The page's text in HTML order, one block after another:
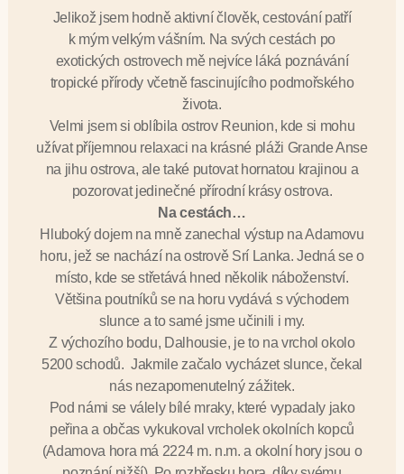
Jelikož jsem hodně aktivní člověk, cestování patří
k mým velkým vášním. Na svých cestách po
exotických ostrovech mě nejvíce láká poznávání
tropické přírody včetně fascinujícího podmořského
života.
Velmi jsem si oblíbila ostrov Reunion, kde si mohu
užívat příjemnou relaxaci na krásné pláži Grande Anse
na jihu ostrova, ale také putovat hornatou krajinou a
pozorovat jedinečné přírodní krásy ostrova.
Na cestách…
Hluboký dojem na mně zanechal výstup na Adamovu
horu, jež se nachází na ostrově Srí Lanka. Jedná se o
místo, kde se střetává hned několik náboženství.
Většina poutníků se na horu vydává s východem
slunce a to samé jsme učinili i my.
Z výchozího bodu, Dalhousie, je to na vrchol okolo
5200 schodů. Jakmile začalo vycházet slunce, čekal
nás nezapomenutelný zážitek.
Pod námi se válely bílé mraky, které vypadaly jako
peřina a občas vykukoval vrcholek okolních kopců
(Adamova hora má 2224 m. n.m. a okolní hory jsou o